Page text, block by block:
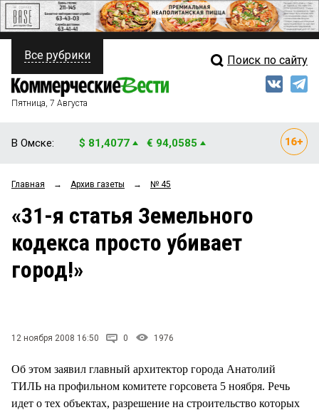
ПОЛИТИКА
ФИНАНСЫ
ОБЩЕСТВО
ЗАКОН
НОВОСТИ КОМПАНИЙ
Свежий выпуск
Рейтинги
Блоги
Все рубрики Поиск по сайту
Пятница, 7 Августа
В Омске: $ 81,4077 € 94,0585
Главная → Архив газеты → № 45
«31-я статья Земельного
кодекса просто убивает
город!»
12 ноября 2008 16:50 0 1976
Об этом заявил главный архитектор города Анатолий
ТИЛЬ на профильном комитете горсовета 5 ноября. Речь
идет о тех объектах, разрешение на строительство которых